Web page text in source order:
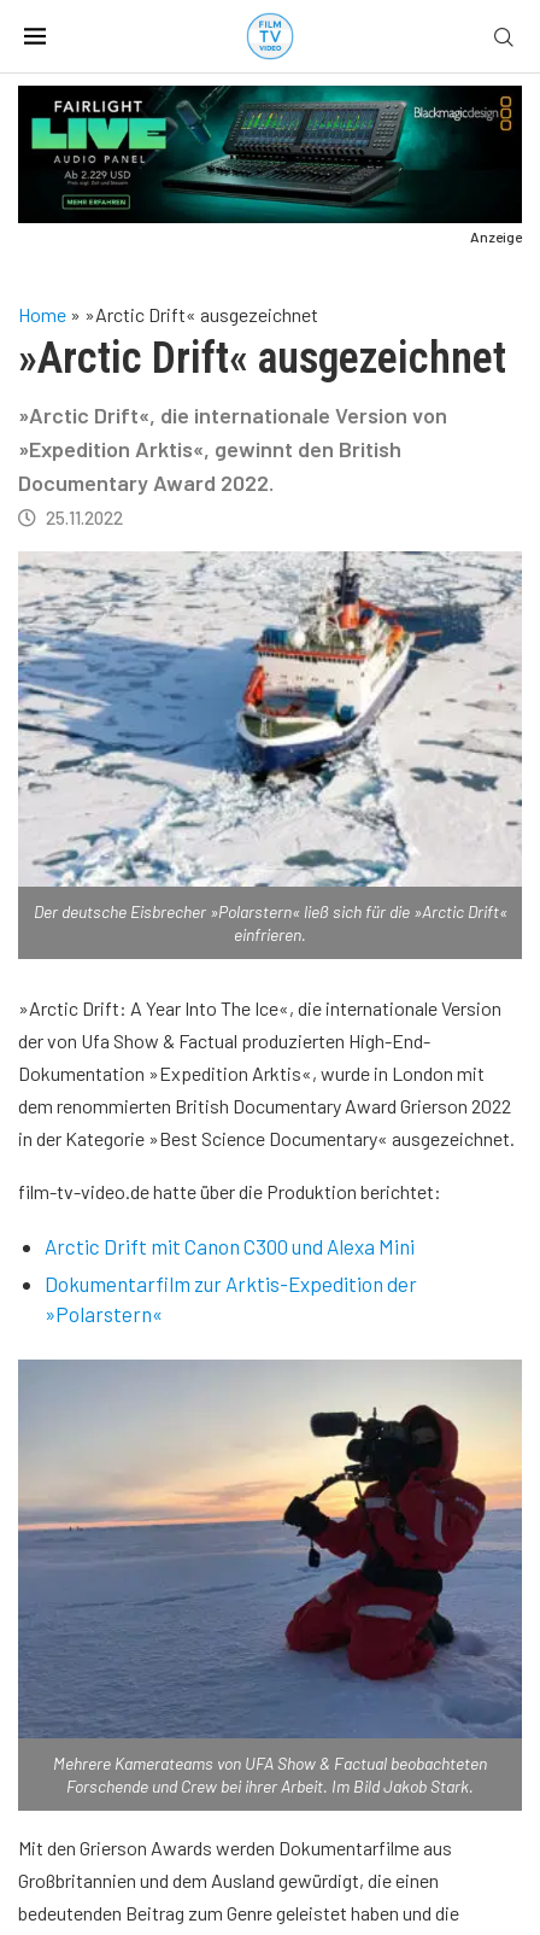
Anzeige
Home » »Arctic Drift« ausgezeichnet
»Arctic Drift« ausgezeichnet
»Arctic Drift«, die internationale Version von
»Expedition Arktis«, gewinnt den British
Documentary Award 2022.
25.11.2022
Der deutsche Eisbrecher »Polarstern« ließ sich für die »Arctic Drift«
einfrieren.
»Arctic Drift: A Year Into The Ice«, die internationale Version
der von Ufa Show & Factual produzierten High-End-
Dokumentation »Expedition Arktis«, wurde in London mit
dem renommierten British Documentary Award Grierson 2022
in der Kategorie »Best Science Documentary« ausgezeichnet.
film-tv-video.de hatte über die Produktion berichtet:
Arctic Drift mit Canon C300 und Alexa Mini
Dokumentarfilm zur Arktis-Expedition der
»Polarstern«
Mehrere Kamerateams von UFA Show & Factual beobachteten
Forschende und Crew bei ihrer Arbeit. Im Bild Jakob Stark.
Mit den Grierson Awards werden Dokumentarfilme aus
Großbritannien und dem Ausland gewürdigt, die einen
bedeutenden Beitrag zum Genre geleistet haben und die